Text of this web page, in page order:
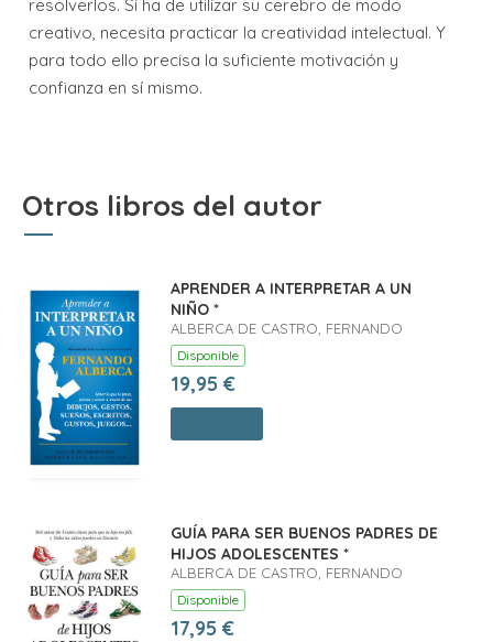
resolverlos. Si ha de utilizar su cerebro de modo
creativo, necesita practicar la creatividad intelectual. Y
para todo ello precisa la suficiente motivación y
confianza en sí mismo.
Otros libros del autor
APRENDER A INTERPRETAR A UN
NIÑO *
ALBERCA DE CASTRO, FERNANDO
Disponible
19,95 €
GUÍA PARA SER BUENOS PADRES DE
HIJOS ADOLESCENTES *
ALBERCA DE CASTRO, FERNANDO
Disponible
17,95 €